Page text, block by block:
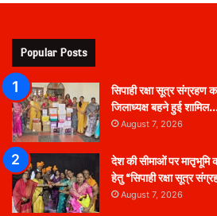
Popular Posts
सिपाही रक्षा सूत्र संग्रहण
जिलाध्यक्ष बहने हुई
August 7, 2026
देश की सीमाओं पर मातृभूमि
हेतु “सिपाही रक्षा सूत्र
August 7, 2026